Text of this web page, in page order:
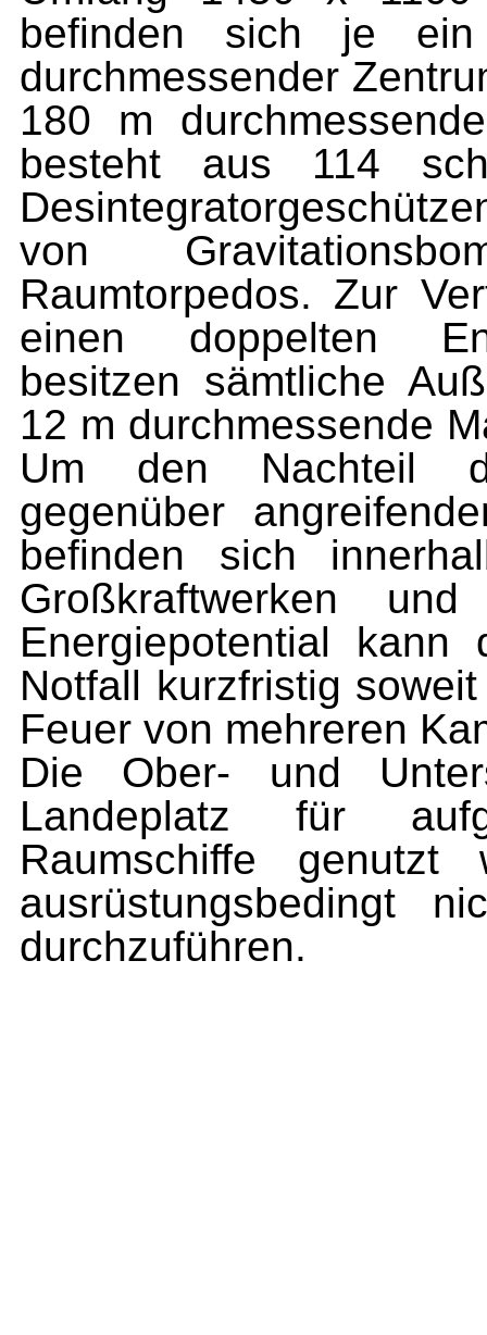
befinden sich je
durchmessender
180 m
besteht aus 114
von
Raumtorpedos. Zur
einen doppelten
besitzen sämtliche
12 m durchmessende
Um den Nachteil
gegenüber
befinden sich
Großkraftwerken
Energie­potential
Notfall kurz­fristig
Feuer von meh­reren
Die Ober- und
Landeplatz für
Raumschiffe
ausrüstungsbedingt
durchzuführen.